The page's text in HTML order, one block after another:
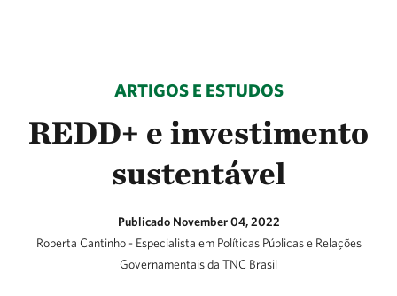
ARTIGOS E ESTUDOS
REDD+ e investimento
sustentável
Publicado November 04, 2022
Roberta Cantinho - Especialista em Políticas Públicas e Relações
Governamentais da TNC Brasil